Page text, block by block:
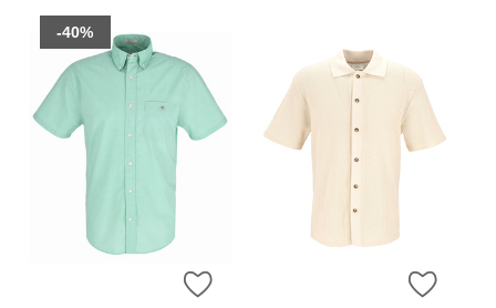
ZUR WUNSCHLISTE HINZUFÜGEN
-40%
ZUR